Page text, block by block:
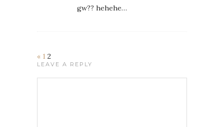
gw?? hehehe…
« 1 2
LEAVE A REPLY